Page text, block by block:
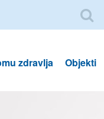
zdravlja Objekti